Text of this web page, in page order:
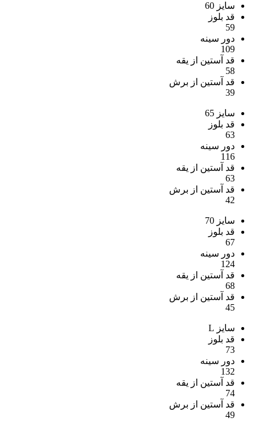
سایز 60
قد بلوز
59
دور سینه
109
قد آستین از یقه
58
قد آستین از برش
39
سایز 65
قد بلوز
63
دور سینه
116
قد آستین از یقه
63
قد آستین از برش
42
سایز 70
قد بلوز
67
دور سینه
124
قد آستین از یقه
68
قد آستین از برش
45
سایز L
قد بلوز
73
دور سینه
132
قد آستین از یقه
74
قد آستین از برش
49